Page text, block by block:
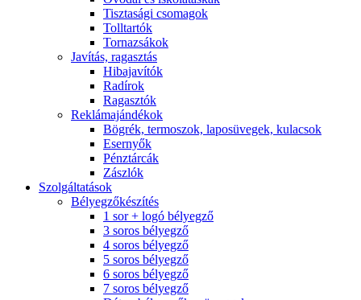
Tisztasági csomagok
Tolltartók
Tornazsákok
Javítás, ragasztás
Hibajavítók
Radírok
Ragasztók
Reklámajándékok
Bögrék, termoszok, laposüvegek, kulacsok
Esernyők
Pénztárcák
Zászlók
Szolgáltatások
Bélyegzőkészítés
1 sor + logó bélyegző
3 soros bélyegző
4 soros bélyegző
5 soros bélyegző
6 soros bélyegző
7 soros bélyegző